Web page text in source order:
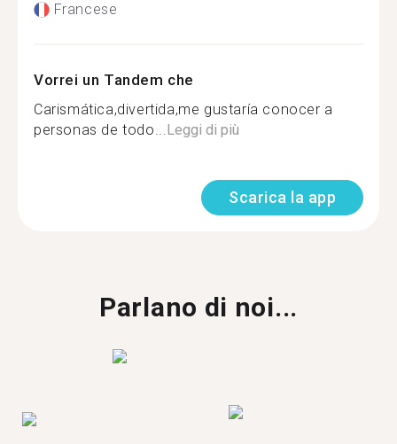
Francese
Vorrei un Tandem che
Carismática,divertida,me gustaría conocer a
personas de todo...Leggi di più
Scarica la app
Parlano di noi...